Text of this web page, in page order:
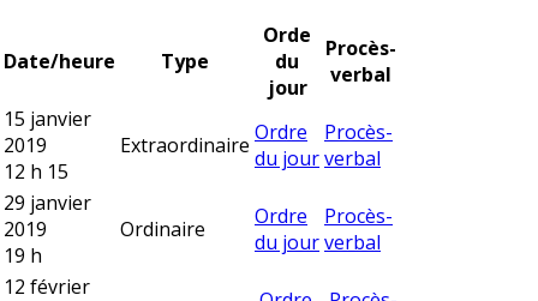
Date/heure Type
Orde
du
jour
Procès-
verbal
15 janvier
2019
12 h 15
Extraordinaire Ordre
du jour
Procès-
verbal
29 janvier
2019
19 h
Ordinaire
Ordre
du jour
Procès-
verbal
12 février